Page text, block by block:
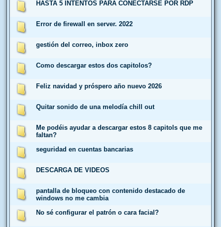
HASTA 5 INTENTOS PARA CONECTARSE POR RDP
Error de firewall en server. 2022
gestión del correo, inbox zero
Como descargar estos dos capitolos?
Feliz navidad y próspero año nuevo 2026
Quitar sonido de una melodía chill out
Me podéis ayudar a descargar estos 8 capitols que me
faltan?
seguridad en cuentas bancarias
DESCARGA DE VIDEOS
pantalla de bloqueo con contenido destacado de
windows no me cambia
No sé configurar el patrón o cara facial?